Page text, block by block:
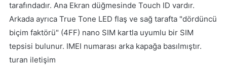
tarafındadır. Ana Ekran düğmesinde Touch ID vardır.
Arkada ayrıca True Tone LED flaş ve sağ tarafta "dördüncü
biçim faktörü" (4FF) nano SIM kartla uyumlu bir SIM
tepsisi bulunur. IMEI numarası arka kapağa basılmıştır.
turan iletişim